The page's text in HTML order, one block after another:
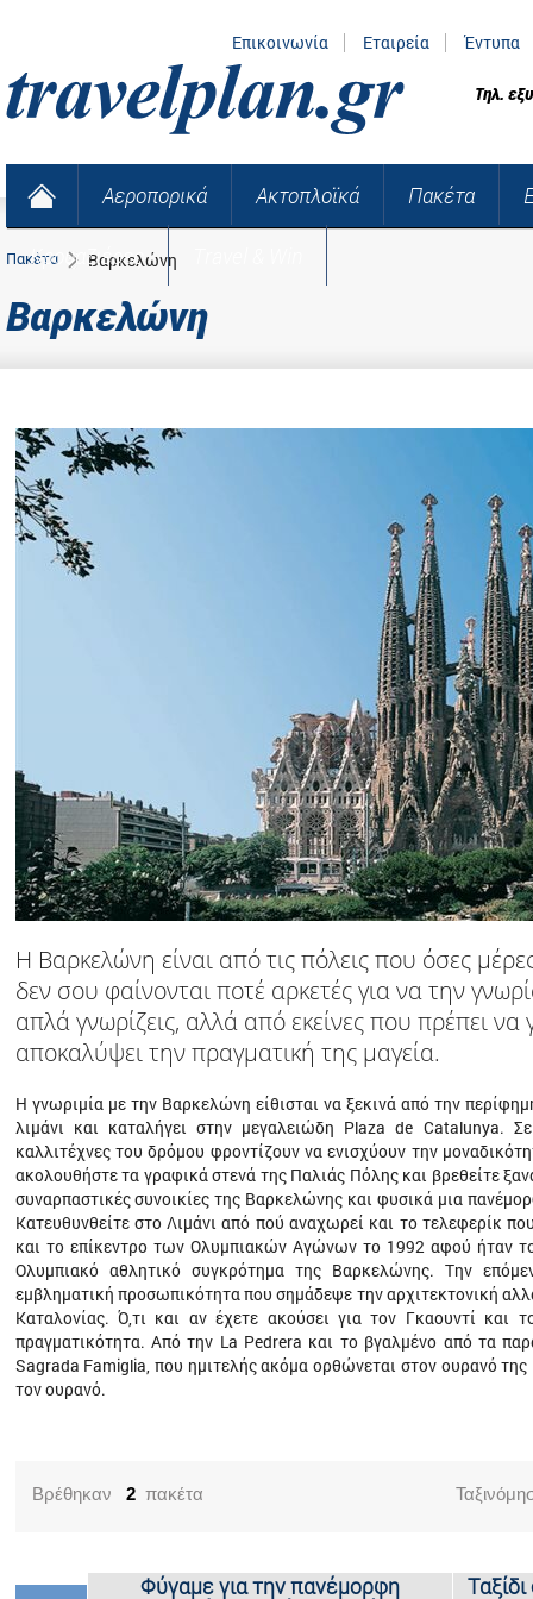
Επικοινωνία Εταιρεία Έντυπα
Τηλ.
Αεροπορικά Ακτοπλοϊκά Πακέτα
Κρουαζιέρες
Πακέτα Βαρκελώνη
Βαρκελώνη
Η Βαρκελώνη είναι από τις πόλεις που όσες
δεν σου φαίνονται ποτέ αρκετές για να την
απλά γνωρίζεις, αλλά από εκείνες που πρέπει να
αποκαλύψει την πραγµατική της µαγεία.
Η γνωριµία µε την Βαρκελώνη είθισται να ξεκινά από την
λιµάνι και καταλήγει στην µεγαλειώδη Plaza de Catalunya.
καλλιτέχνες του δρόµου φροντίζουν να ενισχύουν την
ακολουθήστε τα γραφικά στενά της Παλιάς Πόλης και βρεθείτε
συναρπαστικές συνοικίες της Βαρκελώνης και φυσικά µια
Κατευθυνθείτε στο Λιµάνι από πού αναχωρεί και το τελεφερίκ
και το επίκεντρο των Ολυµπιακών Αγώνων το 1992 αφού ήταν
Ολυµπιακό αθλητικό συγκρότηµα της Βαρκελώνης. Την
εµβληµατική προσωπικότητα που σηµάδεψε την αρχιτεκτονική
Καταλονίας. Ό,τι και αν έχετε ακούσει για τον Γκαουντί και
πραγµατικότητα. Από την La Pedrera και το βγαλµένο από τα
Sagrada Famiglia, που ηµιτελής ακόµα ορθώνεται στον ουρανό
τον ουρανό.
Βρέθηκαν2 πακέτα
Φύγαμε για την πανέμορφη